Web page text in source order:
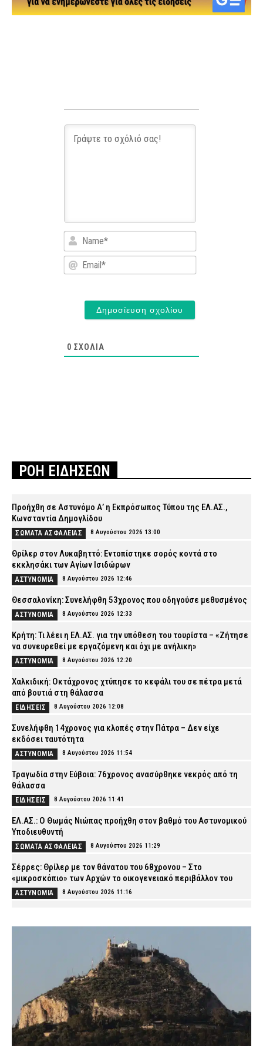
Name*
Email*
0 ΣΧΌΛΙΑ
ΡΟΗ ΕΙΔΗΣΕΩΝ
Προήχθη σε Αστυνόμο Α’ η Εκπρόσωπος Τύπου της ΕΛ.ΑΣ.,
Κωνσταντία Δημογλίδου
ΣΩΜΑΤΑ ΑΣΦΑΛΕΙΑΣ 8 Αυγούστου 2026 13:00
Θρίλερ στον Λυκαβηττό: Εντοπίστηκε σορός κοντά στο
εκκλησάκι των Αγίων Ισιδώρων
ΑΣΤΥΝΟΜΙΑ 8 Αυγούστου 2026 12:46
Θεσσαλονίκη: Συνελήφθη 53χρονος που οδηγούσε μεθυσμένος
ΑΣΤΥΝΟΜΙΑ 8 Αυγούστου 2026 12:33
Κρήτη: Τι λέει η ΕΛ.ΑΣ. για την υπόθεση του τουρίστα – «Ζήτησε
να συνευρεθεί με εργαζόμενη και όχι με ανήλικη»
ΑΣΤΥΝΟΜΙΑ 8 Αυγούστου 2026 12:20
Χαλκιδική: Οκτάχρονος χτύπησε το κεφάλι του σε πέτρα μετά
από βουτιά στη θάλασσα
ΕΙΔΗΣΕΙΣ 8 Αυγούστου 2026 12:08
Συνελήφθη 14χρονος για κλοπές στην Πάτρα – Δεν είχε
εκδόσει ταυτότητα
ΑΣΤΥΝΟΜΙΑ 8 Αυγούστου 2026 11:54
Τραγωδία στην Εύβοια: 76χρονος ανασύρθηκε νεκρός από τη
θάλασσα
ΕΙΔΗΣΕΙΣ 8 Αυγούστου 2026 11:41
ΕΛ.ΑΣ.: Ο Θωμάς Νιώπας προήχθη στον βαθμό του Αστυνομικού
Υποδιευθυντή
ΣΩΜΑΤΑ ΑΣΦΑΛΕΙΑΣ 8 Αυγούστου 2026 11:29
Σέρρες: Θρίλερ με τον θάνατου του 68χρονου – Στο
«μικροσκόπιο» των Αρχών το οικογενειακό περιβάλλον του
ΑΣΤΥΝΟΜΙΑ 8 Αυγούστου 2026 11:16
στο Πόρτο Γερμενό: «Δεν είμαστε αναλώσιμοι»
8 Αυγούστου 2026 11:02
«Τουρισμός για Όλους»: Ποιοι μπορούν να κάνουν αιτήσεις
σήμερα – Οι δικαιούχοι και τα κριτήρια
8 Αυγούστου 2026 10:49
Φωτιά σε εγκαταλελειμμένο κτίριο στην Κουμουνδούρου –
Απεγκλωβίστηκε ένα άτομο
ΕΙΔΗΣΕΙΣ 8 Αυγούστου 2026 10:37